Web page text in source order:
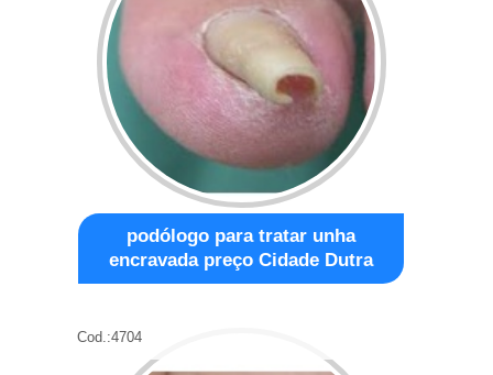
podólogo para tratar unha
encravada preço Cidade Dutra
Cod.:4704